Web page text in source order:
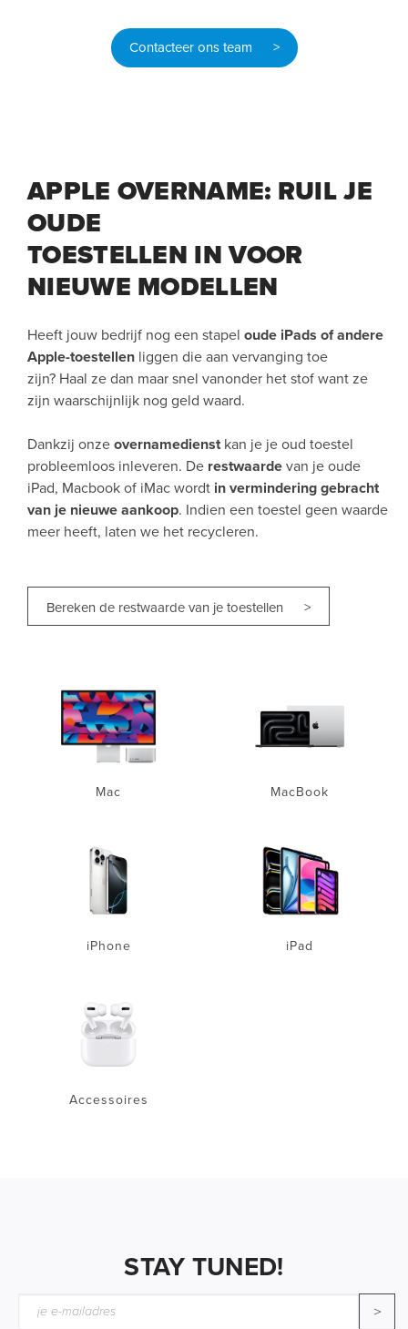
Contacteer ons team >
APPLE OVERNAME: RUIL JE
OUDE
TOESTELLEN IN VOOR
NIEUWE MODELLEN
Heeft jouw bedrijf nog een stapel oude iPads of andere
Apple-toestellen liggen die aan vervanging toe
zijn? Haal ze dan maar snel vanonder het stof want ze
zijn waarschijnlijk nog geld waard.
Dankzij onzeovernamedienstkan je je oud toestel
probleemloos inleveren. De restwaardevan je oude
iPad, Macbook of iMac wordt in vermindering gebracht
van je nieuwe aankoop. Indien een toestel geen waarde
meer heeft, laten we het recycleren.
Bereken de restwaarde van je toestellen >
Mac MacBook
iPhone iPad
Accessoires
STAY TUNED!
>